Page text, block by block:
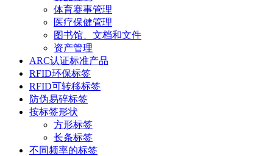
体育赛事管理
医疗保健管理
图书馆、文档和文件
资产管理
ARC认证标准产品
RFID环保标签
RFID可转移标签
防伪易碎标签
按标签形状
方形标签
长条标签
不同频率的标签